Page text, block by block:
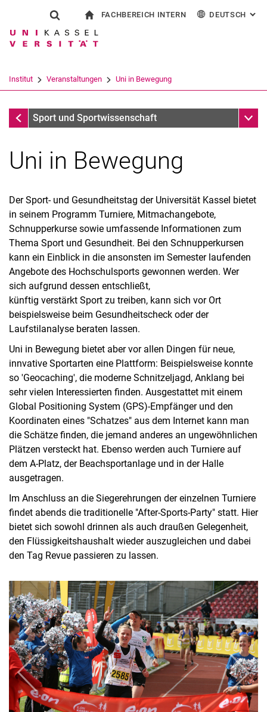
Springe direkt zu: Inhalt
Springe direkt zu: Suche
Springe direkt zu:
Suchformular
Suchbegriff
Suchen (öffnet externen Link in einem
FACHBEREICH INTERN DEUTSCH :
Institut Veranstaltungen Uni in Bewegung
Veranstaltungen
Sport und Sportwissenschaft
Sportanlagen des IFSS
Leistungssport
Partner
Veranstaltungen
Dietrich-Martin-Preis
Uni in Bewegung
Tanzaufführungen
Fachschaftsrat 05 Sport
Uni in Bewegung
Der Sport- und Gesundheitstag der Universität Kassel bietet
in seinem Programm Turniere, Mitmachangebote,
Schnupperkurse sowie umfassende Informationen zum
Thema Sport und Gesundheit. Bei den Schnupperkursen
kann ein Einblick in die ansonsten im Semester laufenden
Angebote des Hochschulsports gewonnen werden. Wer
sich aufgrund dessen entschließt,
künftig verstärkt Sport zu treiben, kann sich vor Ort
beispielsweise beim Gesundheitscheck oder der
Laufstilanalyse beraten lassen.
Uni in Bewegung bietet aber vor allen Dingen für neue,
innvative Sportarten eine Plattform: Beispielsweise konnte
so 'Geocaching', die moderne Schnitzeljagd, Anklang bei
sehr vielen Interessierten finden. Ausgestattet mit einem
Global Positioning System (GPS)-Empfänger und den
Koordinaten eines "Schatzes" aus dem Internet kann man
die Schätze finden, die jemand anderes an ungewöhnlichen
Plätzen versteckt hat. Ebenso werden auch Turniere auf
dem A-Platz, der Beachsportanlage und in der Halle
ausgetragen.
Im Anschluss an die Siegerehrungen der einzelnen Turniere
findet abends die traditionelle "After-Sports-Party" statt. Hier
bietet sich sowohl drinnen als auch draußen Gelegenheit,
den Flüssigkeitshaushalt wieder auszugleichen und dabei
den Tag Revue passieren zu lassen.
zurück weiter